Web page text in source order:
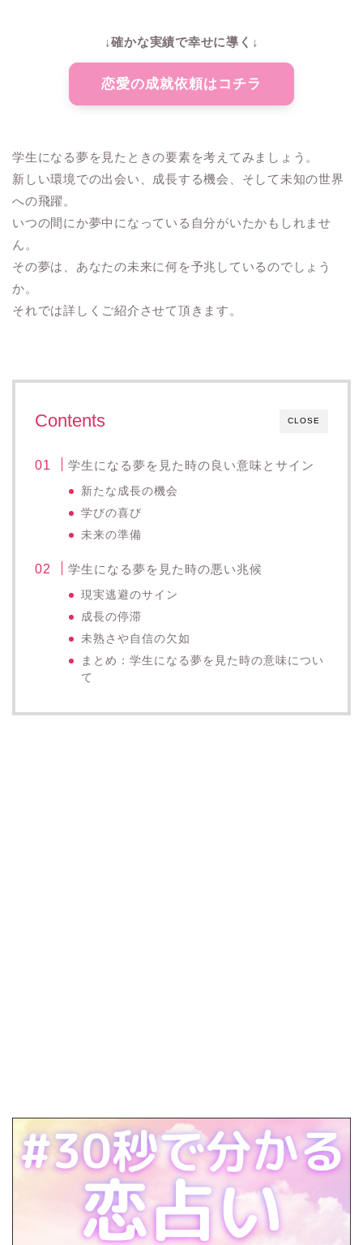
↓確かな実績で幸せに導く↓
恋愛の成就依頼はコチラ
学生になる夢を見たときの要素を考えてみましょう。
新しい環境での出会い、成長する機会、そして未知の世界
への飛躍。
いつの間にか夢中になっている自分がいたかもしれませ
ん。
その夢は、あなたの未来に何を予兆しているのでしょう
か。
それでは詳しくご紹介させて頂きます。
CLOSE
Contents
学生になる夢を見た時の良い意味とサイン
新たな成長の機会
学びの喜び
未来の準備
学生になる夢を見た時の悪い兆候
現実逃避のサイン
成長の停滞
未熟さや自信の欠如
まとめ：学生になる夢を見た時の意味につい
て